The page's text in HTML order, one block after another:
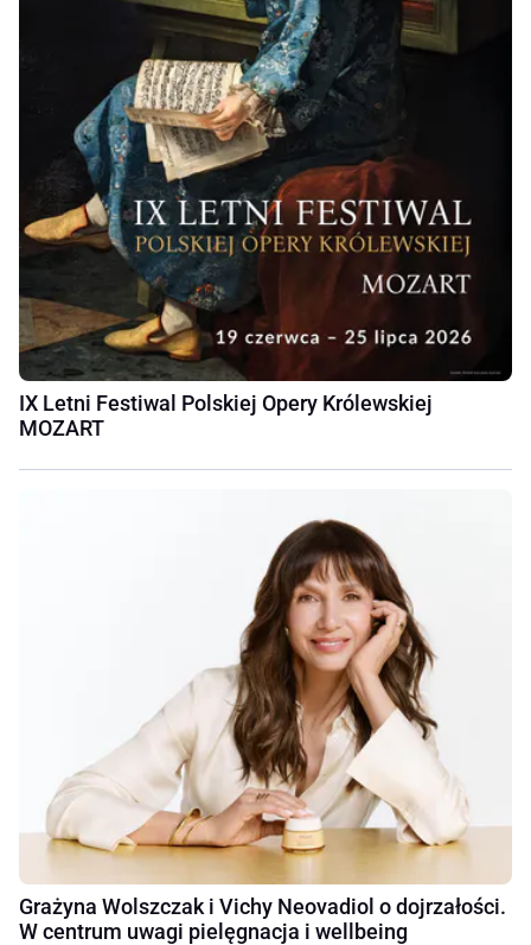
IX Letni Festiwal Polskiej Opery Królewskiej
MOZART
Grażyna Wolszczak i Vichy Neovadiol o dojrzałości.
W centrum uwagi pielęgnacja i wellbeing